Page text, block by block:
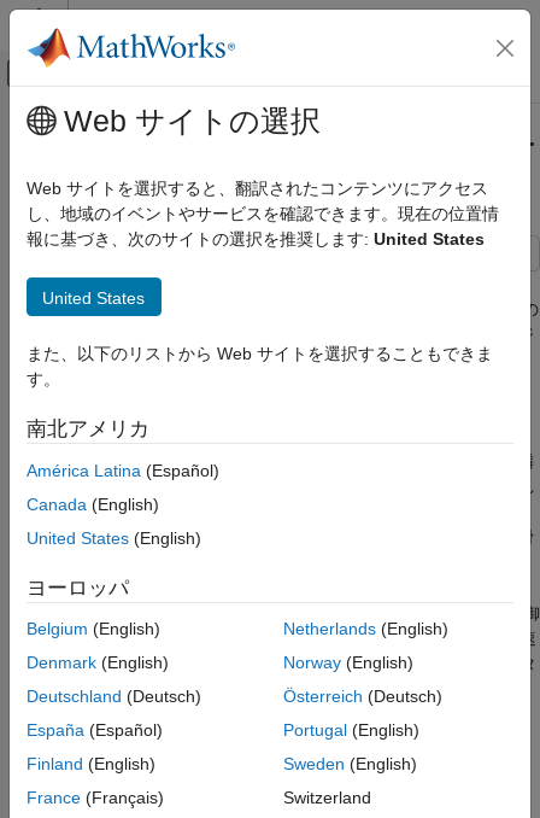
コンテンツへスキップ
オフキャンバス ナビゲーション メ
ドキュメンテーションのホーム
Simscape Multibody
用途
Simscape Multibody
マルチボディ モデリング
アセンブリ
等速ジョイントのモデル化 - パワー テイクオ
フ シャフト
項目一覧
参考
メインコンテンツ
等速ジョイントのモデル化 - パワー
テイクオフ シャフト
この例では、パワー テイクオフ (PTO) シャフトを説明します。
これは、トラクターのエンジンから、耕耘機やウッド チッパーの
ような補助装置に動力を伝えるための装置です。モデルには、ジ
ョイント以外のすべての面において同じである 2 つの PTO サブ
システムが含まれています。1 つにはユニバーサル (U) ジョイン
曲げ角が大きいと、U ジョイントでは不均等な回転が発生し、隣
接するシャフトが比較的大きな振動と内部応力の上昇にさらされ
ます。CV ジョイントは、シャフトが一定の速度で回転するよう
にすることでこれを防ぎます。その結果、曲げ角にかかわらず滑
単一セットのモーション入力が、PTO サブシステムの動作を制御
します。Scope ブロックは、結果として得られるシャフトの角速
度と曲げ角をプロットします。これにより、2 つのジョイント タ
イプの運動学的特性を比較できます。
Web サイトの選択
Web サイトを選択すると、翻訳されたコンテンツにアクセス
し、地域のイベントやサービスを確認できます。現在の位置情
報に基づき、次のサイトの選択を推奨します: United States
United States
また、以下のリストから Web サイトを選択することもできま
す。
南北アメリカ
América Latina (Español)
Canada (English)
United States (English)
ヨーロッパ
Belgium (English)
Denmark (English)
Deutschland (Deutsch)
España (Español)
Finland (English)
France (Français)
Netherlands(English)
Norway(English)
Österreich (Deutsch)
Portugal(English)
Sweden (English)
Switzerland